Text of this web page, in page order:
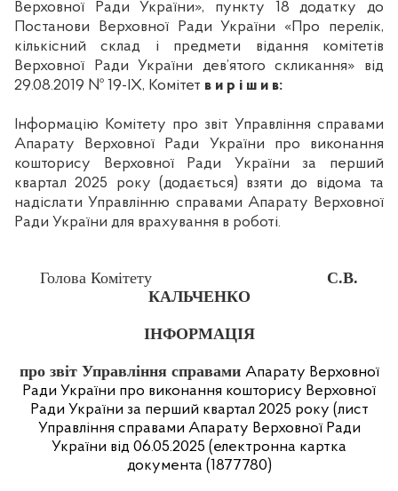
Верховної Ради України», пункту 18 додатку до
Постанови Верховної Ради України «Про перелік,
кількісний склад і предмети відання комітетів
Верховної Ради України дев’ятого скликання» від
29.08.2019 № 19-IХ, Комітет в и р і ш и в:
Інформацію Комітету про звіт Управління справами
Апарату Верховної Ради України про виконання
кошторису Верховної Ради України за перший
квартал 2025 року (додається) взяти до відома та
надіслати Управлінню справами Апарату Верховної
Ради України для врахування в роботі.
Голова Комітету
С.В.
КАЛЬЧЕНКО
ІНФОРМАЦІЯ
про звіт Управління справами Апарату Верховної
Ради України про виконання кошторису Верховної
Ради України за перший квартал 2025 року (лист
Управління справами Апарату Верховної Ради
України від 06.05.2025 (електронна картка
документа (1877780)